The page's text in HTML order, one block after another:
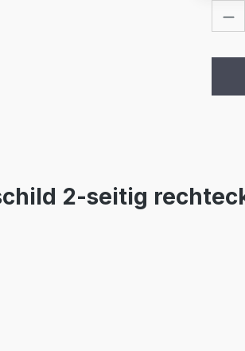
2-seitig